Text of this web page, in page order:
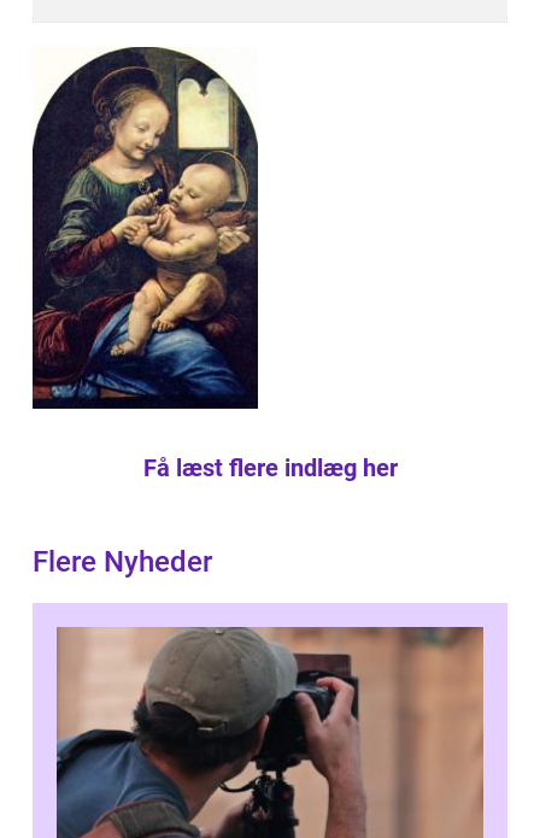
Få læst flere indlæg her
Flere Nyheder